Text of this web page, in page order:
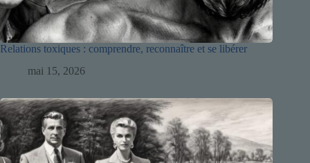
Relations toxiques : comprendre, reconnaître et se libérer
mai 15, 2026